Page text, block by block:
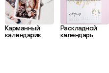
Карманный
календарик
Раскладной
календарь